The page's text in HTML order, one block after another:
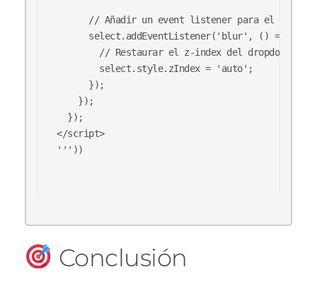
// Añadir un event listener para el
      select.addEventListener('blur', () => {
// Restaurar el z-index del dropdown a
        select.style.zIndex = 'auto';
      });
    });
  });
</script>
'''))
Conclusión